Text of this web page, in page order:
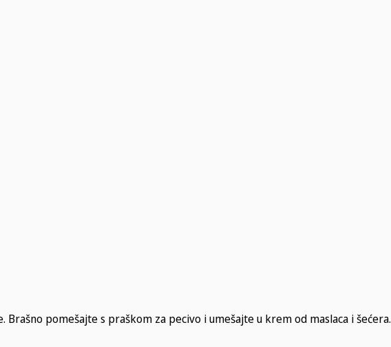
pomešajte s praškom za pecivo i umešajte u krem od maslaca i šećera.